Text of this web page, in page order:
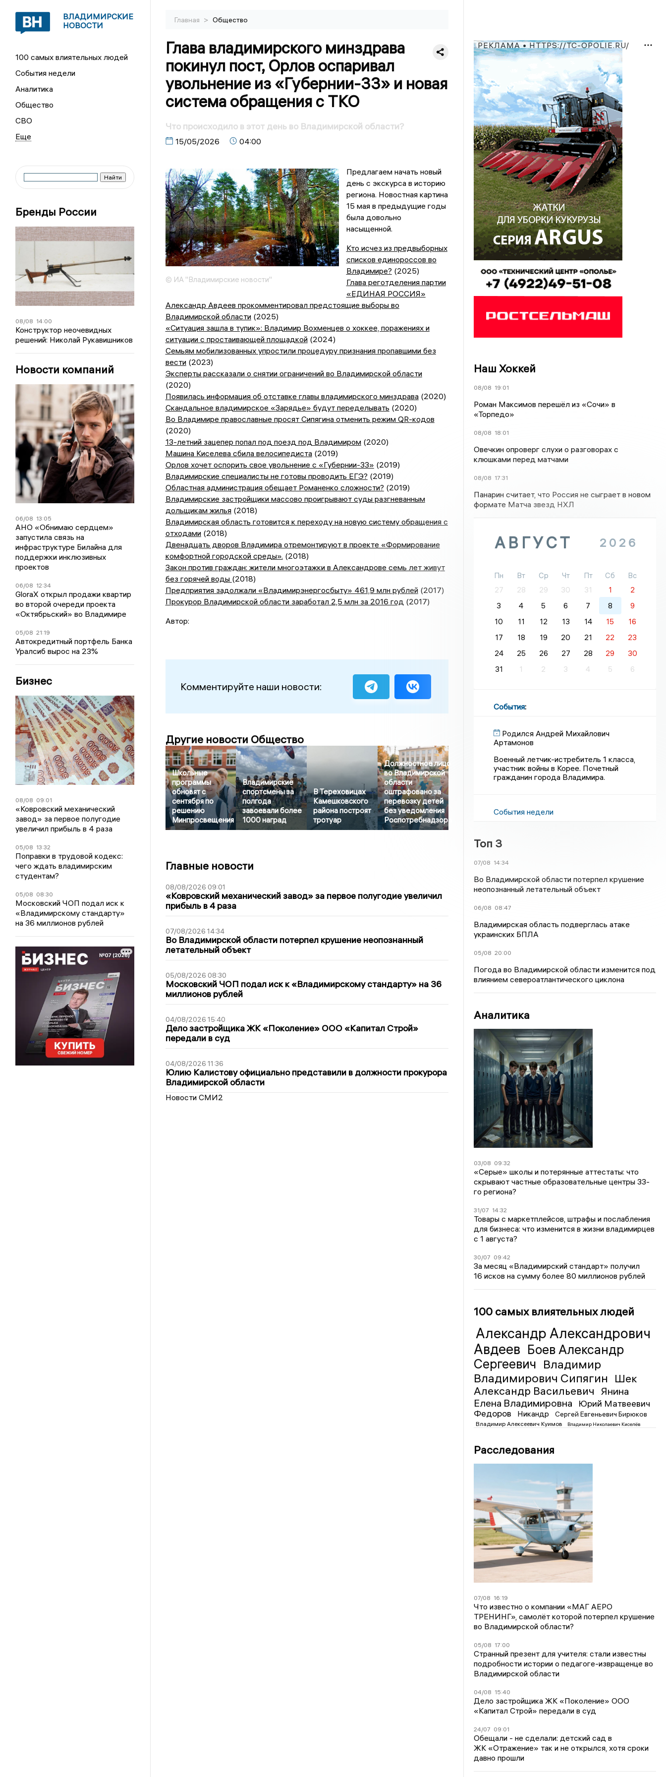
ВЛАДИМИРСКИЕ
НОВОСТИ
100 самых влиятельных людей
События недели
Аналитика
Общество
СВО
Бренды России
08/08 14:00
Конструктор неочевидных
решений: Николай Рукавишников
Новости компаний
06/08 13:05
АНО «Обнимаю сердцем»
запустила связь на
инфраструктуре Билайна для
поддержки инклюзивных
проектов
06/08 12:34
GloraX открыл продажи квартир
во второй очереди проекта
«Октябрьский» во Владимире
05/08 21:19
Автокредитный портфель Банка
Уралсиб вырос на 23%
Бизнес
08/08 09:01
«Ковровский механический
завод» за первое полугодие
увеличил прибыль в 4 раза
05/08 13:32
Поправки в трудовой кодекс:
чего ждать владимирским
студентам?
05/08 08:30
Московский ЧОП подал иск к
«Владимирскому стандарту»
на 36 миллионов рублей
Главная > Общество
Глава владимирского минздрава
покинул пост, Орлов оспаривал
увольнение из «Губернии-33» и новая
система обращения с ТКО
Что происходило в этот день во Владимирской области?
15/05/2026 04:00
© ИА "Владимирские новости"
Предлагаем начать новый
день с экскурса в историю
региона. Новостная картина
15 мая в предыдущие годы
была довольно
насыщенной.
Кто исчез из предвыборных
списков единороссов во
Владимире? (2025)
Глава реготделения партии
«ЕДИНАЯ РОССИЯ»
Александр Авдеев прокомментировал предстоящие выборы во
Владимирской области(2025)
«Ситуация зашла в тупик»: Владимир Вохменцев о хоккее, поражениях и
ситуации с простаивающей площадкой(2024)
Семьям мобилизованных упростили процедуру признания пропавшими без
вести(2023)
Эксперты рассказали о снятии ограничений во Владимирской области
(2020)
Появилась информация об отставке главы владимирского минздрава(2020)
Скандальное владимирское «Зарядье» будут переделывать (2020)
Во Владимире православные просят Сипягина отменить режим QR-кодов
(2020)
13-летний зацепер попал под поезд под Владимиром(2020)
Машина Киселева сбила велосипедиста(2019)
Орлов хочет оспорить свое увольнение с «Губернии-33» (2019)
Владимирские специалисты не готовы проводить ЕГЭ? (2019)
Областная администрация обещает Романенко сложности? (2019)
Владимирские застройщики массово проигрывают суды разгневанным
дольщикам жилья(2018)
Владимирская область готовится к переходу на новую систему обращения с
отходами(2018)
Двенадцать дворов Владимира отремонтируют в проекте «Формирование
комфортной городской среды». (2018)
Закон против граждан: жители многоэтажки в Александрове семь лет живут
без горячей воды (2018)
Предприятия задолжали «Владимирэнергосбыту» 461,9 млн рублей(2017)
Прокурор Владимирской области заработал 2,5 млн за 2016 год(2017)
Автор:
Комментируйте наши новости:
Другие новости Общество
Школьные
программы
обновят с
сентября по
решению
Минпросвещения
Владимирские
спортсмены за
полгода
завоевали более
1000 наград
В Тереховицах
Камешковского
района построят
тротуар
Должностное лицо
во Владимирской
области
оштрафовано за
перевозку детей
без уведомления
Роспотребнадзора
Главные новости
08/08/2026 09:01
«Ковровский механический завод» за первое полугодие увеличил
прибыль в 4 раза
07/08/2026 14:34
Во Владимирской области потерпел крушение неопознанный
летательный объект
05/08/2026 08:30
Московский ЧОП подал иск к «Владимирскому стандарту» на 36
миллионов рублей
04/08/2026 15:40
Дело застройщика ЖК «Поколение» ООО «Капитал Строй»
передали в суд
04/08/2026 11:36
Юлию Калистову официально представили в должности прокурора
Владимирской области
Новости СМИ2
РЕКЛАМА • HTTPS://TC-OPOLIE.RU/
Наш Хоккей
08/08 19:01
Роман Максимов перешёл из «Сочи» в
«Торпедо»
08/08 18:01
Овечкин опроверг слухи о разговорах с
клюшками перед матчами
08/08 17:31
Панарин считает, что Россия не сыграет в новом
формате Матча звезд НХЛ
АВГУСТ 2026
Пн Вт Ср Чт Пт Сб
Вс
27
28 29 30 31 1
2
3
4 5 6 7 8
9
10
11 12 13 14 15
16
17
18 19 20 21 22
23
24
25 26 27 28 29
30
31
1 2 3 4 5 6
События:
Родился Андрей Михайлович
Артамонов
Военный летчик-истребитель 1 класса,
участник войны в Корее. Почетный
гражданин города Владимира.
События недели
Топ 3
07/08 14:34
Во Владимирской области потерпел крушение
неопознанный летательный объект
06/08 08:47
Владимирская область подверглась атаке
украинских БПЛА
05/08 20:00
Погода во Владимирской области изменится под
влиянием североатлантического циклона
Аналитика
03/08 09:32
«Серые» школы и потерянные аттестаты: что
скрывают частные образовательные центры 33-
го региона?
31/07 14:32
Товары с маркетплейсов, штрафы и послабления
для бизнеса: что изменится в жизни владимирцев
с 1 августа?
30/07 09:42
За месяц «Владимирский стандарт» получил
16 исков на сумму более 80 миллионов рублей
100 самых влиятельных людей
Александр Александрович
Авдеев Боев Александр
Сергеевич Владимир
Владимирович Сипягин Шек
Александр Васильевич
Янина
Елена Владимировна
Юрий Матвеевич
Федоров
Никандр Сергей Евгеньевич Бирюков
Владимир Алексеевич Куимов Владимир Николаевич Киселёв
Расследования
07/08 16:19
Что известно о компании «МАГ АЕРО
ТРЕНИНГ», самолёт которой потерпел крушение
во Владимирской области?
05/08 17:00
Странный презент для учителя: стали известны
подробности истории о педагоге-извращенце во
Владимирской области
04/08 15:40
Дело застройщика ЖК «Поколение» ООО
«Капитал Строй» передали в суд
24/07 09:01
Обещали - не сделали: детский сад в
ЖК «Отражение» так и не открылся, хотя сроки
давно прошли